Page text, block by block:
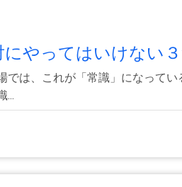
にやってはいけない
は、これが「常識」になって
...